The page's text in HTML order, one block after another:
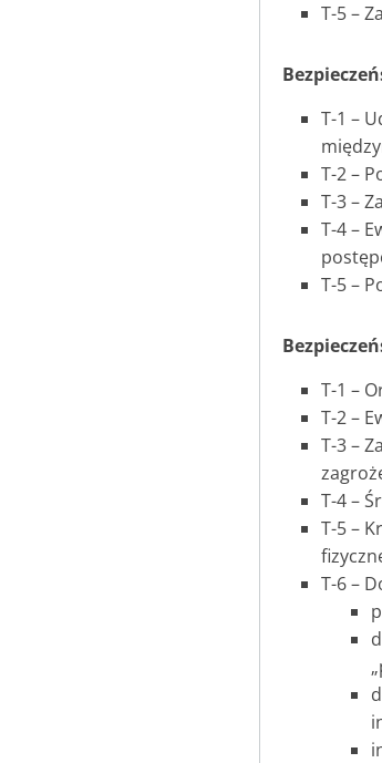
T-5 –
T-1 –
T-2 –
T-3 –
T-4 –
T-5 –
T-1 –
T-2 –
T-3 –
T-4 –
T-5 –
T-6 –